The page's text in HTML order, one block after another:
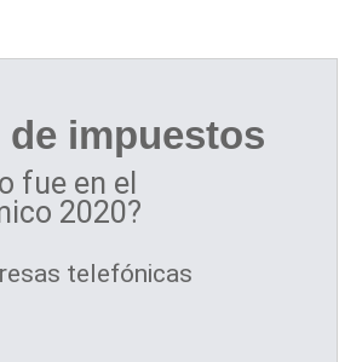
de impuestos
fue en el
2020?
telefónicas